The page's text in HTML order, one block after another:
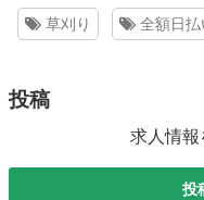
草刈り 全額日払
投稿
求人情報
投